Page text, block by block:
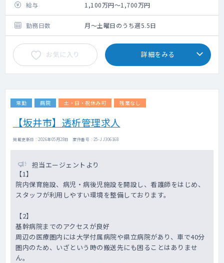
給与 1,100万円～1,700万円
勤務日数 月～土曜日のうち週5.5日
お気に入り 詳細をみる
常勤 病院 土・日・祝休み可 残業なし
【坂井市】透析管理求人
掲載更新日 : 2026年05月28日 案件番号 : 25-JJ306168
担当エージェントより
【1】
院内保育施設、病児・病後児施設を開設し、看護師をはじめ、
スタッフが利用しやすい環境を整備しております。
【2】
基幹病院までのアクセスが良好
周辺の医療圏内には大学付属病院や県立病院があり、車で40分
圏内のため、いざという時の搬送先にも困ることはありませ
ん。